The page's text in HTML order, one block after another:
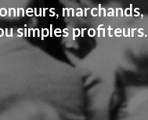
marchands,
simples profiteurs.